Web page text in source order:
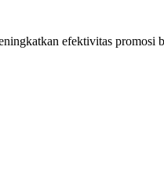
efektivitas promosi